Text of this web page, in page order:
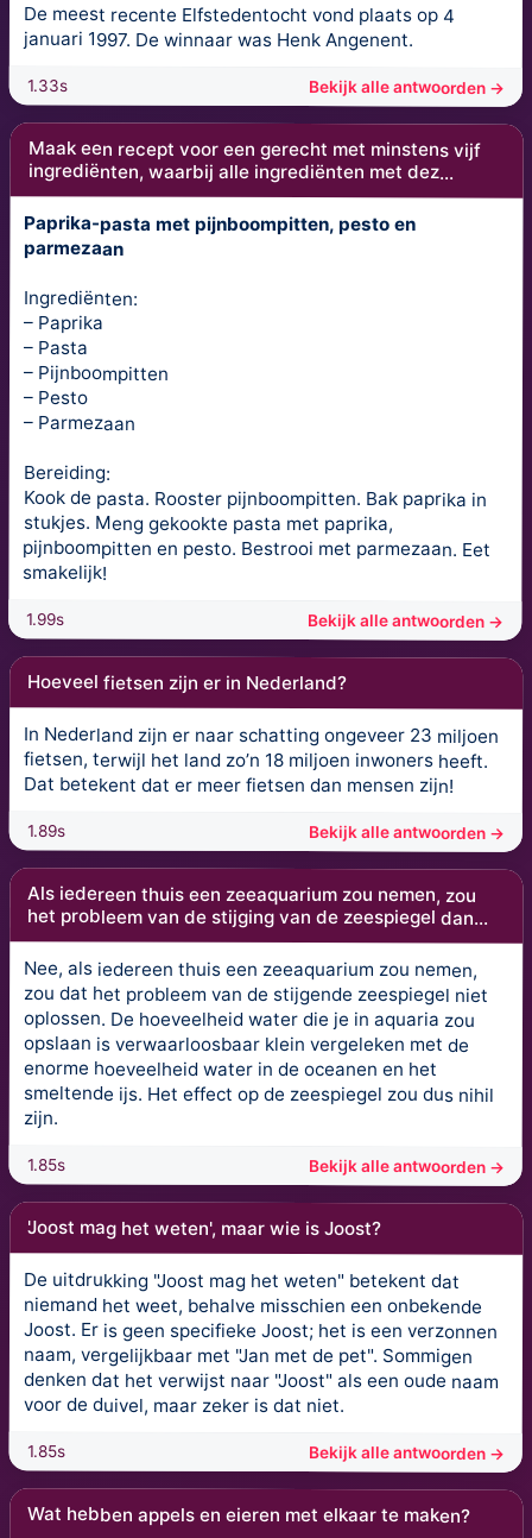
De meest recente Elfstedentocht vond plaats op 4
januari 1997. De winnaar was Henk Angenent.
1.33s Bekijk alle antwoorden →
Maak een recept voor een gerecht met minstens vijf
ingrediënten, waarbij alle ingrediënten met dez...
Paprika-pasta met pijnboompitten, pesto en
parmezaan
Ingrediënten:
– Paprika
– Pasta
– Pijnboompitten
– Pesto
– Parmezaan
Bereiding:
Kook de pasta. Rooster pijnboompitten. Bak paprika in
stukjes. Meng gekookte pasta met paprika,
pijnboompitten en pesto. Bestrooi met parmezaan. Eet
smakelijk!
1.99s Bekijk alle antwoorden →
Hoeveel fietsen zijn er in Nederland?
In Nederland zijn er naar schatting ongeveer 23 miljoen
fietsen, terwijl het land zo’n 18 miljoen inwoners heeft.
Dat betekent dat er meer fietsen dan mensen zijn!
1.89s Bekijk alle antwoorden →
Als iedereen thuis een zeeaquarium zou nemen, zou
het probleem van de stijging van de zeespiegel dan...
Nee, als iedereen thuis een zeeaquarium zou nemen,
zou dat het probleem van de stijgende zeespiegel niet
oplossen. De hoeveelheid water die je in aquaria zou
opslaan is verwaarloosbaar klein vergeleken met de
enorme hoeveelheid water in de oceanen en het
smeltende ijs. Het effect op de zeespiegel zou dus nihil
zijn.
1.85s Bekijk alle antwoorden →
'Joost mag het weten', maar wie is Joost?
De uitdrukking "Joost mag het weten" betekent dat
niemand het weet, behalve misschien een onbekende
Joost. Er is geen specifieke Joost; het is een verzonnen
naam, vergelijkbaar met "Jan met de pet". Sommigen
denken dat het verwijst naar "Joost" als een oude naam
voor de duivel, maar zeker is dat niet.
1.85s Bekijk alle antwoorden →
Wat hebben appels en eieren met elkaar te maken?